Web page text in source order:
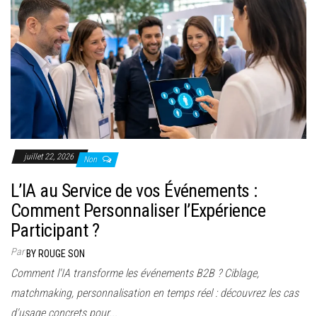
juillet 22, 2026 Non
L’IA au Service de vos Événements :
Comment Personnaliser l’Expérience
Participant ?
ParBY ROUGE SON
Comment l'IA transforme les événements B2B ? Ciblage,
matchmaking, personnalisation en temps réel : découvrez les cas
d'usage concrets pour...